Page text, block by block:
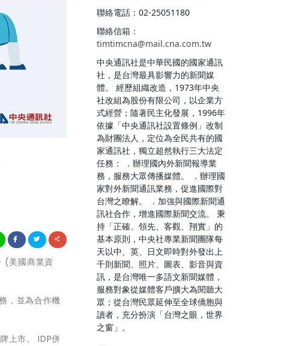
(美國商業資
，並為合作機
上市。 IDP併
聯絡電話：02-25051180
聯絡信箱：
timtimcna@mail.cna.com.tw
中央通訊社是中華民國的國家通訊
社，是台灣最具影響力的新聞媒
體。 經歷組織改造，1973年中央
社改組為股份有限公司，以企業方
式經營；隨著民主化發展，1996年
依據「中央通訊社設置條例」改制
為財團法人，定位為全民共有的國
家通訊社，獨立超然執行三大法定
任務： ．辦理國內外新聞報導業
務，服務大眾傳播媒體。 ．辦理國
家對外新聞通訊業務，促進國際對
台灣之瞭解。 ．加強與國際新聞通
訊社合作，增進國際新聞交流。 秉
持「正確、領先、客觀、翔實」的
基本原則，中央社專業新聞團隊每
天以中、英、日文即時對外發出上
千則新聞、照片、圖表、影音與資
訊，是台灣唯一多語文新聞媒體，
服務對象從媒體客戶擴大為閱聽大
眾；從台灣民眾延伸至全球僑胞與
讀者，充分扮演「台灣之眼，世界
之窗」。